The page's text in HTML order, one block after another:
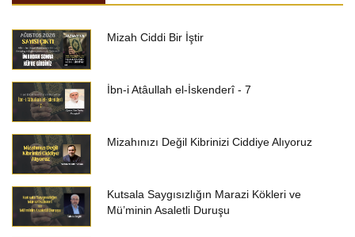
Mizah Ciddi Bir İştir
İbn-i Atâullah el-İskenderî - 7
Mizahınızı Değil Kibrinizi Ciddiye Alıyoruz
Kutsala Saygısızlığın Marazi Kökleri ve
Mü’minin Asaletli Duruşu